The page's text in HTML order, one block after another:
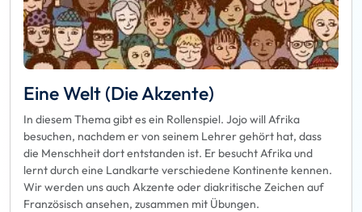
Eine Welt (Die Akzente)
In diesem Thema gibt es ein Rollenspiel. Jojo will Afrika
besuchen, nachdem er von seinem Lehrer gehört hat, dass
die Menschheit dort entstanden ist. Er besucht Afrika und
lernt durch eine Landkarte verschiedene Kontinente kennen.
Wir werden uns auch Akzente oder diakritische Zeichen auf
Französisch ansehen, zusammen mit Übungen.